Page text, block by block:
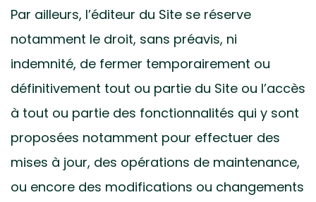
Par ailleurs, l’éditeur du Site se réserve
notamment le droit, sans préavis, ni
indemnité, de fermer temporairement ou
définitivement tout ou partie du Site ou l’accès
à tout ou partie des fonctionnalités qui y sont
proposées notamment pour effectuer des
mises à jour, des opérations de maintenance,
ou encore des modifications ou changements